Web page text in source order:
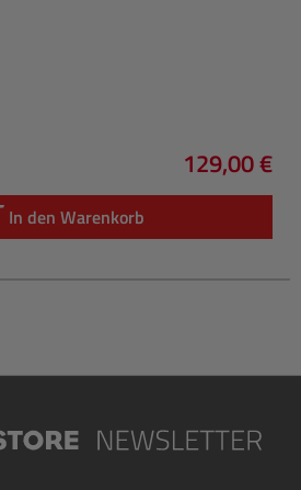
Regulärer
129,00 €
In den Warenkorb